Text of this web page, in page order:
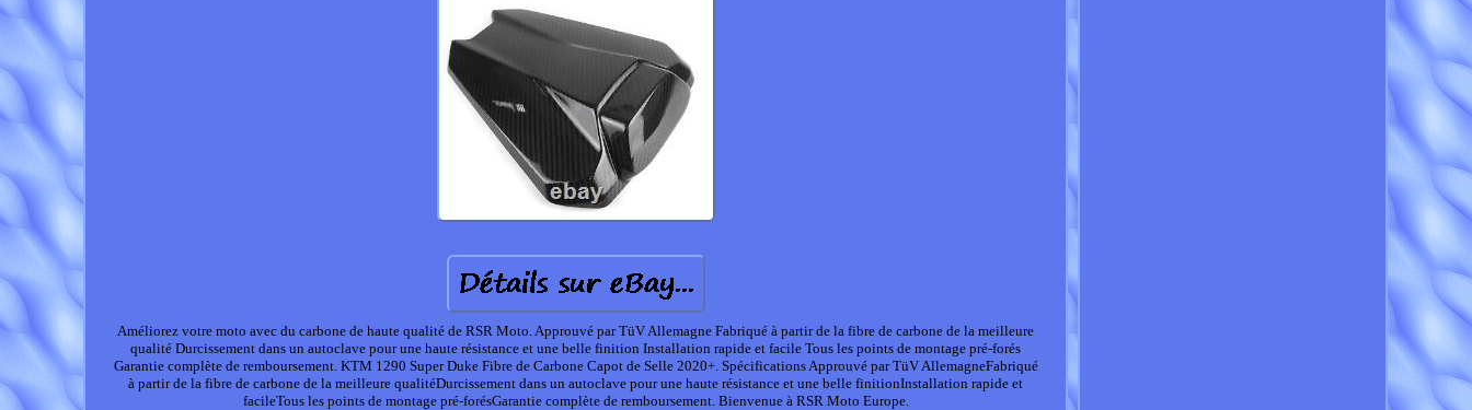
Améliorez votre moto avec du carbone de haute qualité de RSR Moto. Approuvé par TüV Allemagne Fabriqué à partir de la fibre de carbone de la meilleure
qualité Durcissement dans un autoclave pour une haute résistance et une belle finition Installation rapide et facile Tous les points de montage pré-forés
Garantie complète de remboursement. KTM 1290 Super Duke Fibre de Carbone Capot de Selle 2020+. Spécifications Approuvé par TüV AllemagneFabriqué
à partir de la fibre de carbone de la meilleure qualitéDurcissement dans un autoclave pour une haute résistance et une belle finitionInstallation rapide et
facileTous les points de montage pré-forésGarantie complète de remboursement. Bienvenue à RSR Moto Europe.